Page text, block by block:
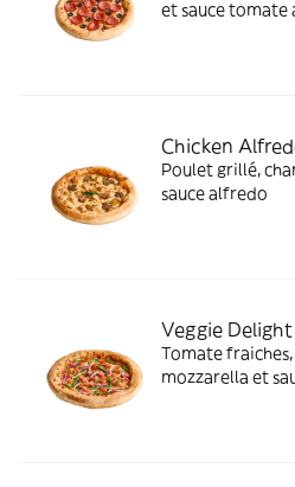
et sauce tomate
Chicken
Poulet grillé,
sauce alfredo
Veggie Delight
Tomate
mozzarella et